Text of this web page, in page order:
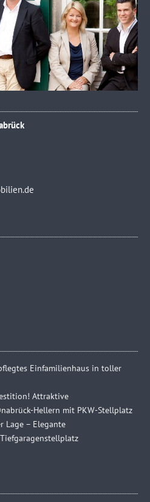
Einfamilienhaus in toller
Attraktive
Hellern mit PKW-Stellplatz
Lage – Elegante